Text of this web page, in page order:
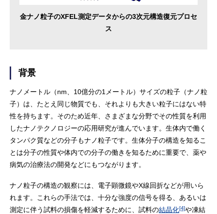
金ナノ粒子のXFEL測定データからの3次元構造復元プロセ
ス
背景
ナノメートル（nm、10億分の1メートル）サイズの粒子（ナノ粒
子）は、たとえ同じ物質でも、それよりも大きい粒子にはない特
性を持ちます。そのため近年、さまざまな分野でその性質を利用
したナノテクノロジーの応用研究が進んでいます。生体内で働く
タンパク質などの分子もナノ粒子です。生体分子の構造を知るこ
とは分子の性質や体内での分子の働きを知るために重要で、薬や
病気の治療法の開発などにもつながります。
ナノ粒子の構造の観察には、電子顕微鏡やX線回折などが用いら
れます。これらの手法では、十分な強度の信号を得る、あるいは
測定に伴う試料の損傷を軽減するために、試料の結晶化[4]や凍結